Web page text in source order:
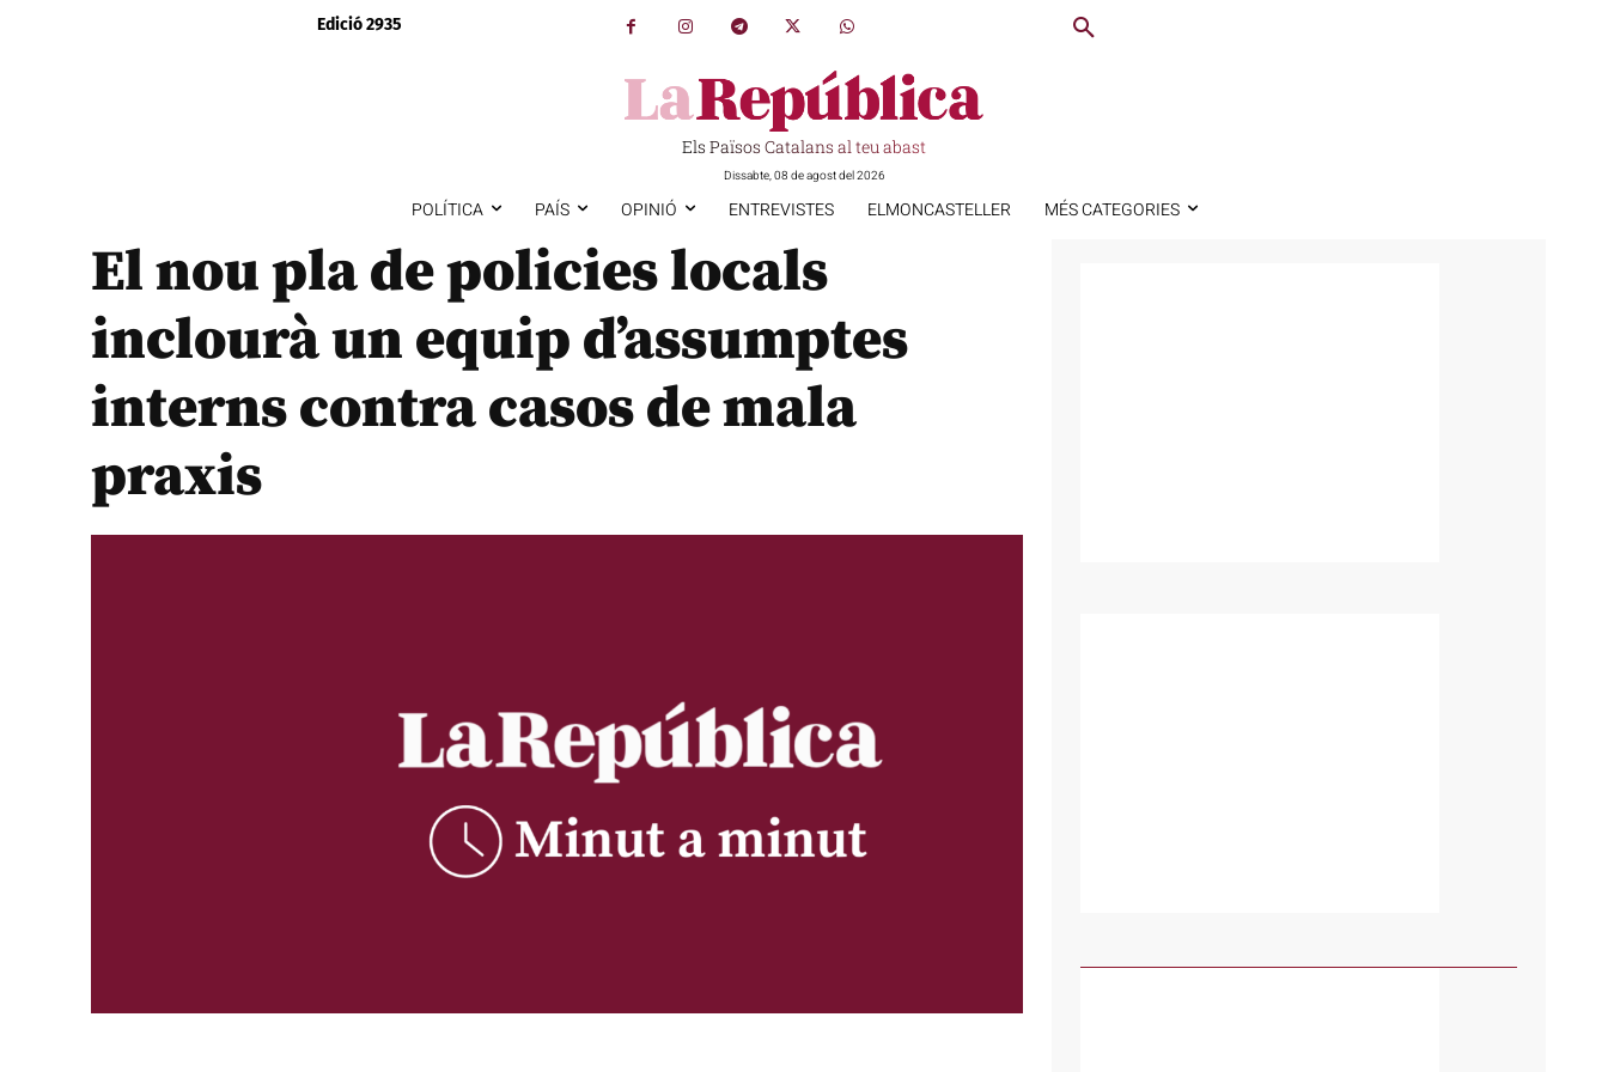
Edició 2935
Els Països Catalans al teu abast
Dissabte, 08 de agost del 2026
POLÍTICA PAÍS OPINIÓ ENTREVISTES ELMONCASTELLER MÉS CATEGORIES
El nou pla de policies locals
inclourà un equip d’assumptes
interns contra casos de mala
praxis